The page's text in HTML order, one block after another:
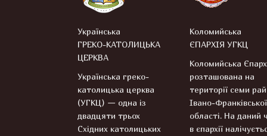
Українська
ГРЕКО-КАТОЛИЦЬКА
ЦЕРКВА
Українська греко-
католицька церква
(УГКЦ) — одна із
двадцяти трьох
Східних католицьких
Коломийська
ЄПАРХІЯ УГКЦ
Коломийська
розташована на
території семи
Івано-Франківської
області. На даний
в єпархії